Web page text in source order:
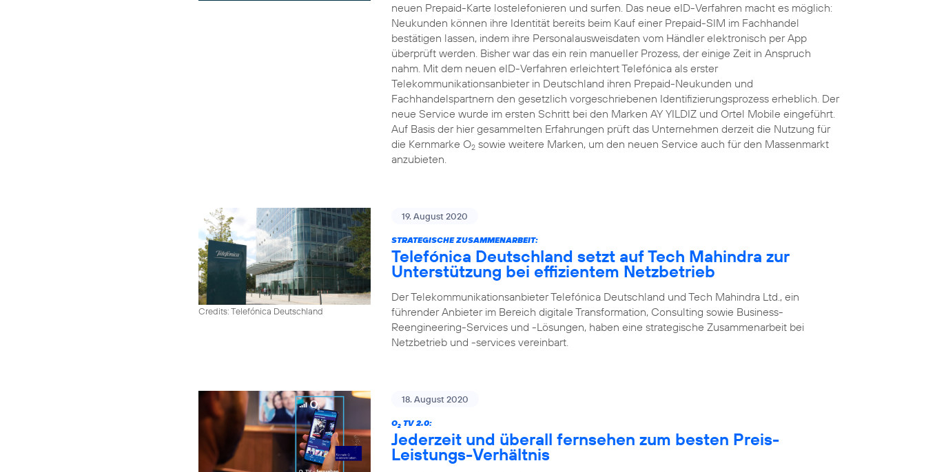
neuen Prepaid-Karte lostelefonieren und surfen. Das neue eID-Verfahren macht es möglich:
Neukunden können ihre Identität bereits beim Kauf einer Prepaid-SIM im Fachhandel
bestätigen lassen, indem ihre Personalausweisdaten vom Händler elektronisch per App
überprüft werden. Bisher war das ein rein manueller Prozess, der einige Zeit in Anspruch
nahm. Mit dem neuen eID-Verfahren erleichtert Telefónica als erster
Telekommunikationsanbieter in Deutschland ihren Prepaid-Neukunden und
Fachhandelspartnern den gesetzlich vorgeschriebenen Identifizierungsprozess erheblich. Der
neue Service wurde im ersten Schritt bei den Marken AY YILDIZ und Ortel Mobile eingeführt.
Auf Basis der hier gesammelten Erfahrungen prüft das Unternehmen derzeit die Nutzung für
die Kernmarke O2 sowie weitere Marken, um den neuen Service auch für den Massenmarkt
anzubieten.
Credits: Telefónica Deutschland
19. August 2020
STRATEGISCHE ZUSAMMENARBEIT:
Telefónica Deutschland setzt auf Tech Mahindra zur
Unterstützung bei effizientem Netzbetrieb
Der Telekommunikationsanbieter Telefónica Deutschland und Tech Mahindra Ltd., ein
führender Anbieter im Bereich digitale Transformation, Consulting sowie Business-
Reengineering-Services und -Lösungen, haben eine strategische Zusammenarbeit bei
Netzbetrieb und -services vereinbart.
18. August 2020
O2 TV 2.0:
Jederzeit und überall fernsehen zum besten Preis-
Leistungs-Verhältnis